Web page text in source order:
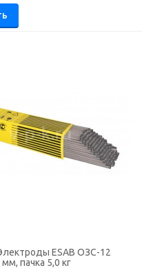
ESAB ОЗС-12
пачка 5,0 кг